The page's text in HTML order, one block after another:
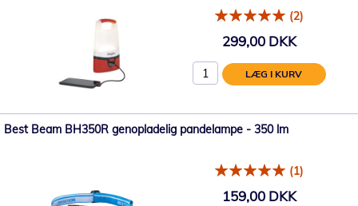
(2)
299,00 DKK
LÆG I KURV
Best Beam BH350R genopladelig pandelampe - 350 lm
(1)
159,00 DKK